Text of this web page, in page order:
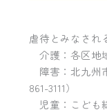
虐待とみなされ
介護：各区地
障害：北九州
861-3111）
児童：こども